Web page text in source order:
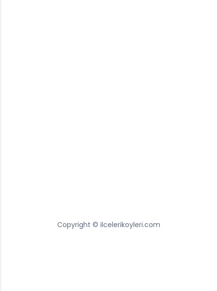
Copyright © ilcelerikoyleri.com